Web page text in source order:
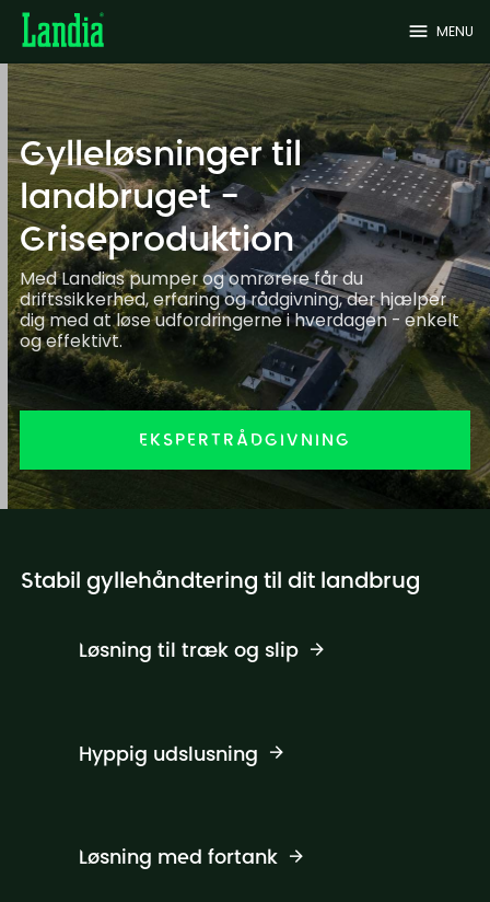
menu MENU
Gylleløsninger til
landbruget -
Griseproduktion
Med Landias pumper og omrørere får du
driftssikkerhed, erfaring og rådgivning, der hjælper
dig med at løse udfordringerne i hverdagen - enkelt
og effektivt.
EKSPERTRÅDGIVNING
Stabil gyllehåndtering til dit landbrug
Løsning til træk og slip
Hyppig udslusning
Løsning med fortank